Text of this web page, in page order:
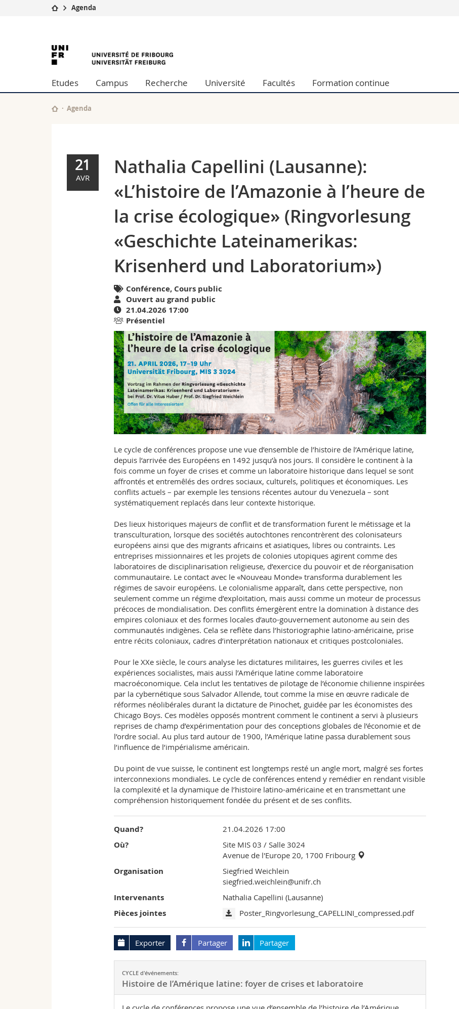
Etudes
Campus
Université
Formation continue
Lettres et sciences humaines
Sciences de l'éducation et de la formation
Collaborateurs
Agenda
Nathalia
Capellini
(Lausanne):
«L’histoire
l’Amazonie
écologique»
(Ringvorlesung
«Geschichte
Lateinamerikas:
Krisenherd
Laboratorium»)
l'University
Etudes Campus Recherche Université Facultés Formation continue
Agenda
21
AVR
Nathalia Capellini (Lausanne):
«L’histoire de l’Amazonie à l’heure de
la crise écologique» (Ringvorlesung
«Geschichte Lateinamerikas:
Krisenherd und Laboratorium»)
Conférence, Cours public
Ouvert au grand public
21.04.2026 17:00
Présentiel
Le cycle de conférences propose une vue d’ensemble de l’histoire de l’Amérique latine,
depuis l’arrivée des Européens en 1492 jusqu’à nos jours. Il considère le continent à la
fois comme un foyer de crises et comme un laboratoire historique dans lequel se sont
affrontés et entremêlés des ordres sociaux, culturels, politiques et économiques. Les
conflits actuels – par exemple les tensions récentes autour du Venezuela – sont
systématiquement replacés dans leur contexte historique.
Des lieux historiques majeurs de conflit et de transformation furent le métissage et la
transculturation, lorsque des sociétés autochtones rencontrèrent des colonisateurs
européens ainsi que des migrants africains et asiatiques, libres ou contraints. Les
entreprises missionnaires et les projets de colonies utopiques agirent comme des
laboratoires de disciplinarisation religieuse, d’exercice du pouvoir et de réorganisation
communautaire. Le contact avec le «Nouveau Monde» transforma durablement les
régimes de savoir européens. Le colonialisme apparaît, dans cette perspective, non
seulement comme un régime d’exploitation, mais aussi comme un moteur de processus
précoces de mondialisation. Des conflits émergèrent entre la domination à distance des
empires coloniaux et des formes locales d’auto-gouvernement autonome au sein des
communautés indigènes. Cela se reflète dans l’historiographie latino-américaine, prise
entre récits coloniaux, cadres d’interprétation nationaux et critiques postcoloniales.
Pour le XXe siècle, le cours analyse les dictatures militaires, les guerres civiles et les
expériences socialistes, mais aussi l’Amérique latine comme laboratoire
macroéconomique. Cela inclut les tentatives de pilotage de l’économie chilienne inspirées
par la cybernétique sous Salvador Allende, tout comme la mise en œuvre radicale de
réformes néolibérales durant la dictature de Pinochet, guidée par les économistes des
Chicago Boys. Ces modèles opposés montrent comment le continent a servi à plusieurs
reprises de champ d’expérimentation pour des conceptions globales de l’économie et de
l’ordre social. Au plus tard autour de 1900, l’Amérique latine passa durablement sous
l’influence de l’impérialisme américain.
Du point de vue suisse, le continent est longtemps resté un angle mort, malgré ses fortes
interconnexions mondiales. Le cycle de conférences entend y remédier en rendant visible
la complexité et la dynamique de l’histoire latino-américaine et en transmettant une
compréhension historiquement fondée du présent et de ses conflits.
Quand? 21.04.2026 17:00
Où? Site MIS 03 / Salle 3024
Avenue de l'Europe 20, 1700 Fribourg
Organisation
Siegfried Weichlein
siegfried.weichlein@unifr.ch
Intervenants Nathalia Capellini (Lausanne)
Pièces jointes Poster_Ringvorlesung_CAPELLINI_compressed.pdf
Exporter Partager Partager
CYCLE d'événements:
Histoire de l’Amérique latine: foyer de crises et laboratoire